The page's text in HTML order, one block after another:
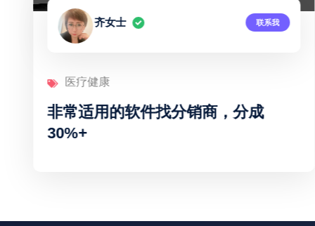
齐女士 联系我
医疗健康
非常适用的软件找分销商，分成
30%+